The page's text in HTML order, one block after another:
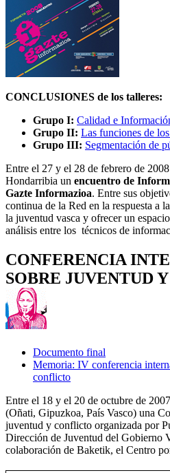
CONCLUSIONES de los talleres:
Grupo I: Calidad e
Grupo II: Las funciones de
Grupo III: Segmentación de
Entre el 27 y el 28 de febrero de
Hondarribia un encuentro de
Gazte Informazioa. Entre sus
continua de la Red en la respuesta a
la juventud vasca y ofrecer un
análisis entre los técnicos de
CONFERENCIA
SOBRE JUVENTUD
Documento final
Memoria: IV conferencia
conflicto
Entre el 18 y el 20 de octubre de
(Oñati, Gipuzkoa, País Vasco) una
juventud y conflicto organizada por
Dirección de Juventud del Gobierno
colaboración de Baketik, el Centro